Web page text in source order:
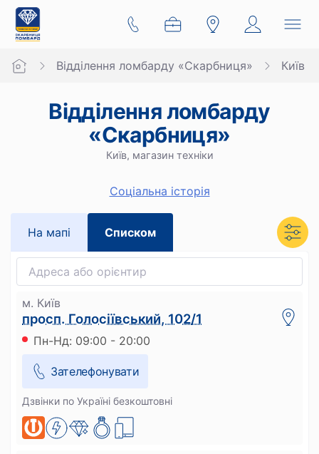
Відділення ломбарду «Скарбниця» Київ
Відділення ломбарду
«Скарбниця»
Київ, магазин техніки
Cоціальна історія
На мапi Списком
м. Київ
просп. Голосіївський, 102/1
Пн-Нд: 09:00 - 20:00
Зателефонувати
Дзвінки по Україні безкоштовні